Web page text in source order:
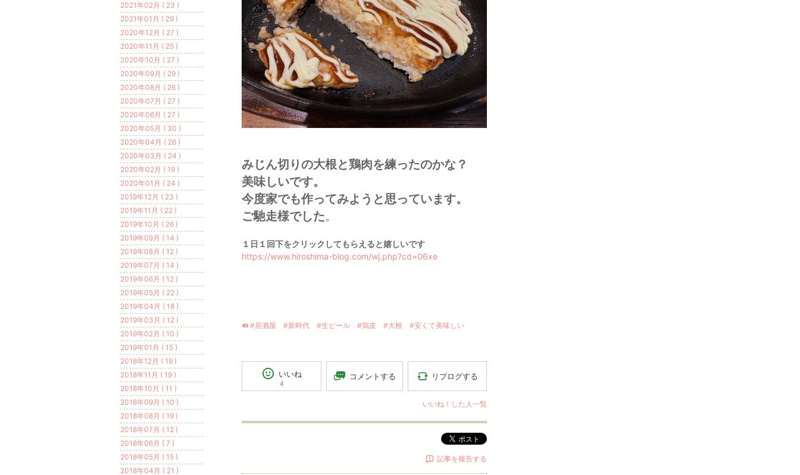
みじん切りの大根と鶏肉を練ったのかな？
美味しいです。
今度家でも作ってみようと思っています。
ご馳走様でした。
１日１回下をクリックしてもらえると嬉しいです
https://www.hiroshima-blog.com/wj.php?cd=06xe
#居酒屋 #新時代 #生ビール #鶏皮 #大根 #安くて美味しい
いいね
4
コメントする リブログする
いいね！した人一覧
ポスト
記事を報告する
2021年02月 ( 23 )
2021年01月 ( 29 )
2020年12月 ( 27 )
2020年11月 ( 25 )
2020年10月 ( 27 )
2020年09月 ( 29 )
2020年08月 ( 26 )
2020年07月 ( 27 )
2020年06月 ( 27 )
2020年05月 ( 30 )
2020年04月 ( 26 )
2020年03月 ( 24 )
2020年02月 ( 19 )
2020年01月 ( 24 )
2019年12月 ( 23 )
2019年11月 ( 22 )
2019年10月 ( 26 )
2019年09月 ( 14 )
2019年08月 ( 12 )
2019年07月 ( 14 )
2019年06月 ( 12 )
2019年05月 ( 22 )
2019年04月 ( 18 )
2019年03月 ( 12 )
2019年02月 ( 10 )
2019年01月 ( 15 )
2018年12月 ( 19 )
2018年11月 ( 19 )
2018年10月 ( 11 )
2018年09月 ( 10 )
2018年08月 ( 19 )
2018年07月 ( 12 )
2018年06月 ( 7 )
2018年05月 ( 15 )
2018年04月 ( 21 )